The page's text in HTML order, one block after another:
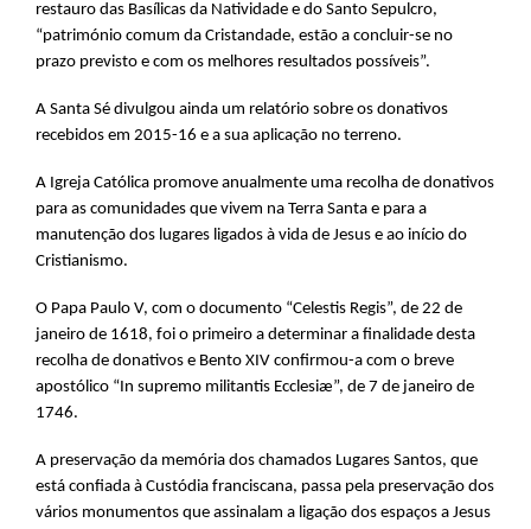
restauro das Basílicas da Natividade e do Santo Sepulcro,
“património comum da Cristandade, estão a concluir-se no
prazo previsto e com os melhores resultados possíveis”.
A Santa Sé divulgou ainda um relatório sobre os donativos
recebidos em 2015-16 e a sua aplicação no terreno.
A Igreja Católica promove anualmente uma recolha de donativos
para as comunidades que vivem na Terra Santa e para a
manutenção dos lugares ligados à vida de Jesus e ao início do
Cristianismo.
O Papa Paulo V, com o documento “Celestis Regis”, de 22 de
janeiro de 1618, foi o primeiro a determinar a finalidade desta
recolha de donativos e Bento XIV confirmou-a com o breve
apostólico “In supremo militantis Ecclesiæ”, de 7 de janeiro de
1746.
A preservação da memória dos chamados Lugares Santos, que
está confiada à Custódia franciscana, passa pela preservação dos
vários monumentos que assinalam a ligação dos espaços a Jesus